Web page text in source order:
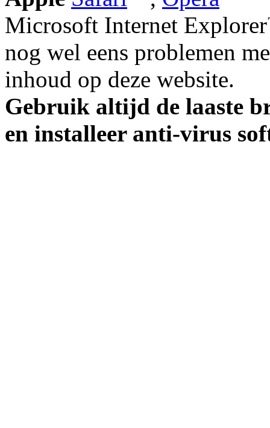
Microsoft Internet
nog wel eens problemen
inhoud op deze website.
Gebruik altijd de laaste
en installeer anti-virus